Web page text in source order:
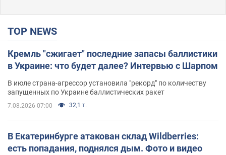
TOP NEWS
Кремль "сжигает" последние запасы баллистики
в Украине: что будет далее? Интервью с Шарпом
В июле страна-агрессор установила "рекорд" по количеству
запущенных по Украине баллистических ракет
7.08.2026 07:00 32,1 т.
В Екатеринбурге атакован склад Wildberries:
есть попадания, поднялся дым. Фото и видео